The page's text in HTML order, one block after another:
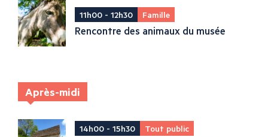
11h00 - 12h30 Famille
Rencontre des animaux du musée
Après-midi
14h00 - 15h30 Tout public